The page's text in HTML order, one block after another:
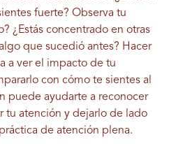
fuerte? Observa tu
¿Estás concentrado en otras
que sucedió antes? Hacer
a ver el impacto de tu
con cómo te sientes al
puede ayudarte a reconocer
tu atención y dejarlo de lado
de atención plena.